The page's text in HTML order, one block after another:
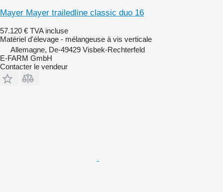
Mayer Mayer trailedline classic duo 16
57.120 € TVA incluse
Matériel d'élevage - mélangeuse à vis verticale
Allemagne, De-49429 Visbek-Rechterfeld
E-FARM GmbH
Contacter le vendeur